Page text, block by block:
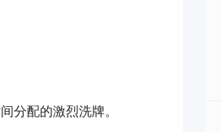
分配的激烈洗牌。